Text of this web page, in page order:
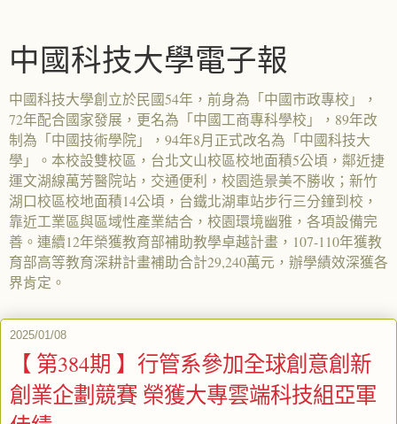
中國科技大學電子報
中國科技大學創立於民國54年，前身為「中國市政專校」，
72年配合國家發展，更名為「中國工商專科學校」，89年改
制為「中國技術學院」，94年8月正式改名為「中國科技大
學」。本校設雙校區，台北文山校區校地面積5公頃，鄰近捷
運文湖線萬芳醫院站，交通便利，校園造景美不勝收；新竹
湖口校區校地面積14公頃，台鐵北湖車站步行三分鐘到校，
靠近工業區與區域性產業結合，校園環境幽雅，各項設備完
善。連續12年榮獲教育部補助教學卓越計畫，107-110年獲教
育部高等教育深耕計畫補助合計29,240萬元，辦學績效深獲各
界肯定。
2025/01/08
【 第384期 】行管系參加全球創意創新
創業企劃競賽 榮獲大專雲端科技組亞軍